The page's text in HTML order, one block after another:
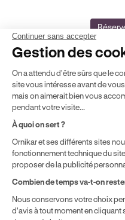
Auto-école agréée
Aide & contact
Club
Auto-école & Assurance
Formation entreprise
Continuer sans accepter
Gestion des
On a attendu d'être sûrs que le
site vous intéresse avant de
mais on aimerait bien vous
pendant votre visite...
À quoi on sert ?
Ornikar et ses différents sites
fonctionnement technique du
proposer de la publicité
Combien de temps va-t-on
Nous conservons votre choix
d'avis à tout moment en cliquant